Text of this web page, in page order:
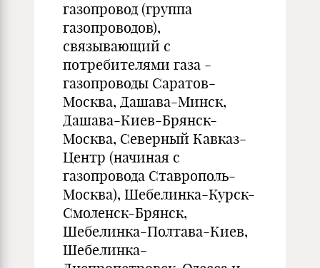
газопровод (группа
газопроводов),
связывающий с
потребителями газа -
газопроводы Саратов-
Москва, Дашава-Минск,
Дашава-Киев-Брянск-
Москва, Северный Кавказ-
Центр (начиная с
газопровода Ставрополь-
Москва), Шебелинка-Курск-
Смоленск-Брянск,
Шебелинка-Полтава-Киев,
Шебелинка-